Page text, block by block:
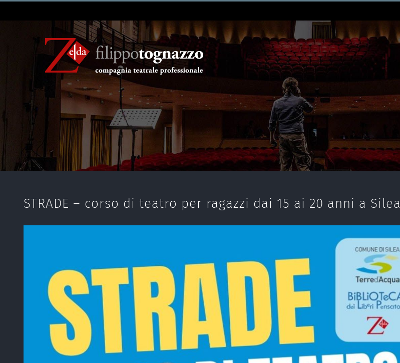
STRADE – corso di teatro per ragazzi dai 15 ai 20 anni a Silea